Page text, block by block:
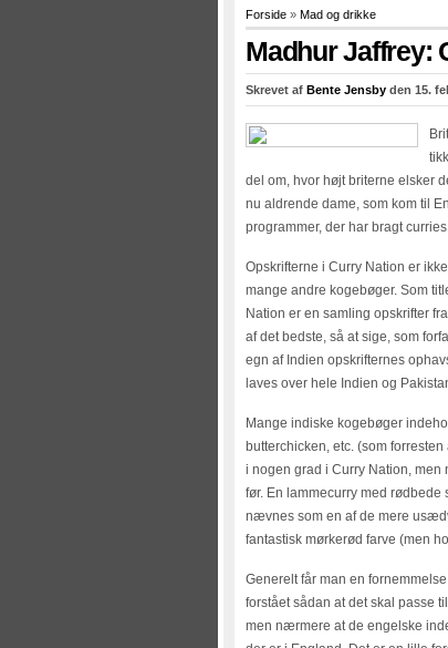
Forside » Mad og drikke
Madhur Jaffrey:
Skrevet af Bente Jensby den 15.
del om, hvor højt briterne elsker
nu aldrende dame, som kom til
programmer, der har bragt
Opskrifterne i Curry Nation er
mange andre kogebøger. Som
Nation er en samling opskrifter
af det bedste, så at sige, som
egn af Indien opskrifternes
laves over hele Indien og
Mange indiske kogebøger
butterchicken, etc. (som
i nogen grad i Curry Nation, men
før. En lammecurry med
nævnes som en af de mere
fantastisk mørkerød farve (men
Generelt får man en
forstået sådan at det skal passe
men nærmere at de engelske